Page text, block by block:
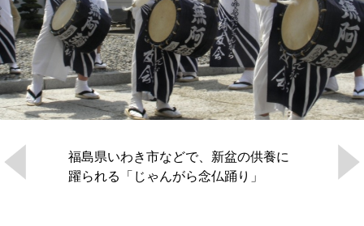
福島県いわき市などで、新盆の供養に
躍られる「じゃんがら念仏踊り」